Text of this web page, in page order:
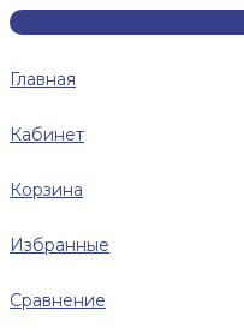
Главная
Кабинет
Корзина
Избранные
Сравнение